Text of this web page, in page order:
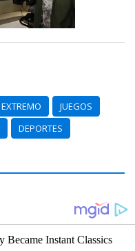
EXTREMO
JUEGOS
DEPORTES